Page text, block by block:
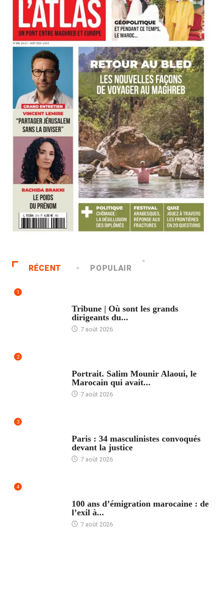
RÉCENT POPULAIR
1
Tribune | Où sont les grands
dirigeants du...
7 août 2026
2
Portrait. Salim Mounir Alaoui, le
Marocain qui avait...
7 août 2026
3
Paris : 34 masculinistes convoqués
devant la justice
7 août 2026
4
100 ans d’émigration marocaine : de
l’exil à...
7 août 2026